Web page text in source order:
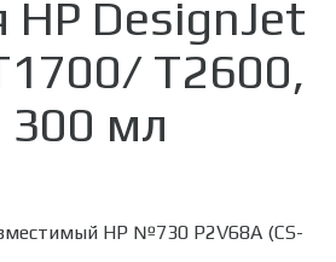
HP DesignJet
T2600,
300 мл
HP №730 P2V68A (CS-